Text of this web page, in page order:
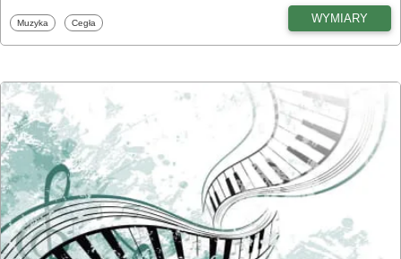
Fototapety
Muzyka Fototapety
Cegła WYMIARY